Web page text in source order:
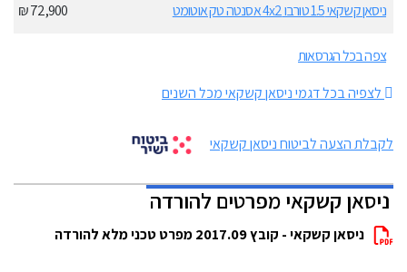
ניסאן קשקאי 1.5 טורבו 4x2 אסנטה טק אוטומט 72,900 ₪
צפה בכל הגרסאות
לצפיה בכל דגמי ניסאן קשקאי מכל השנים
לקבלת הצעה לביטוח ניסאן קשקאי
ניסאן קשקאי מפרטים להורדה
ניסאן קשקאי - קובץ 2017.09 מפרט טכני מלא להורדה